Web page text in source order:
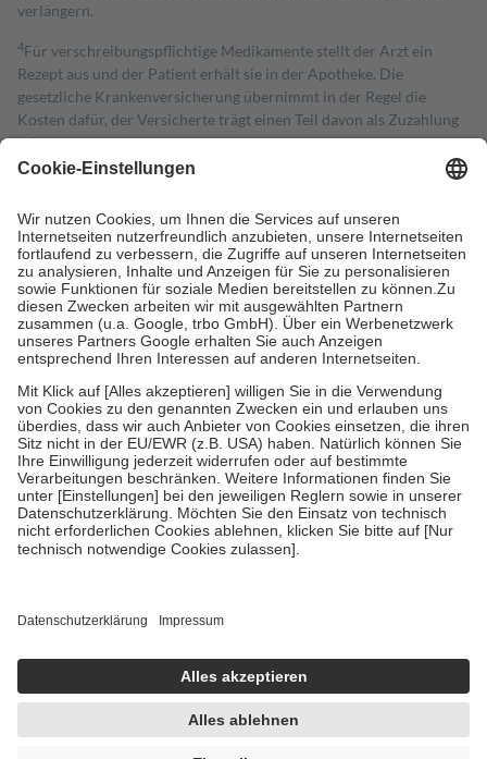
verlängern.
4Für verschreibungspflichtige Medikamente stellt der Arzt ein
Rezept aus und der Patient erhält sie in der Apotheke. Die
gesetzliche Krankenversicherung übernimmt in der Regel die
Kosten dafür, der Versicherte trägt einen Teil davon als Zuzahlung
mit.
Grundsätzlich leisten Mitglieder Zuzahlungen in Höhe von zehn
höchstens zehn Euro.
Es sind jedoch nie mehr als die tatsächlichen
Kosten der Leistung zu entrichten.
Diese Regeln gelten grundsätzlich auch für Online-Apotheken.
Bei Heilmitteln und häuslicher Krankenpflege beträgt die
Zuzahlung zehn Prozent der Kosten sowie zehn Euro je
Verordnung.
Um das Engagement der Versicherten für ihre eigene Gesundheit zu
stärken und die besondere Stellung der Familie zu unterstützen,
fallenkeine Zuzahlungenan bei:
• Kindern und Jugendlichen bis zum vollendeten 18. Lebensjahr
mit Ausnahme der Fahrkosten
• Untersuchungen zur Vorsorge und Früherkennung, die von der
GKV getragen werden
• empfohlenen Schutzimpfungen
• Harn- und Blutteststreifen
getroffen, um sicherzustellen, dass es sich um echte Bewertungen
https://help.etrusted.com/hc/de/articles/4419944605341
Einige Bilder und Inhalte wurden unter Zuhilfenahme künstlicher